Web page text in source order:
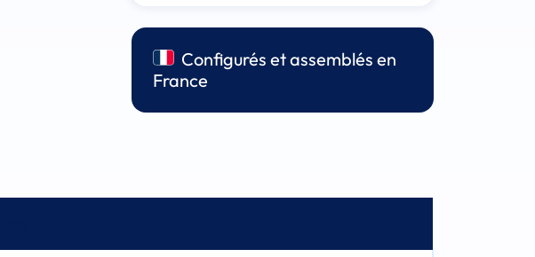
Configurés et assemblés en
France